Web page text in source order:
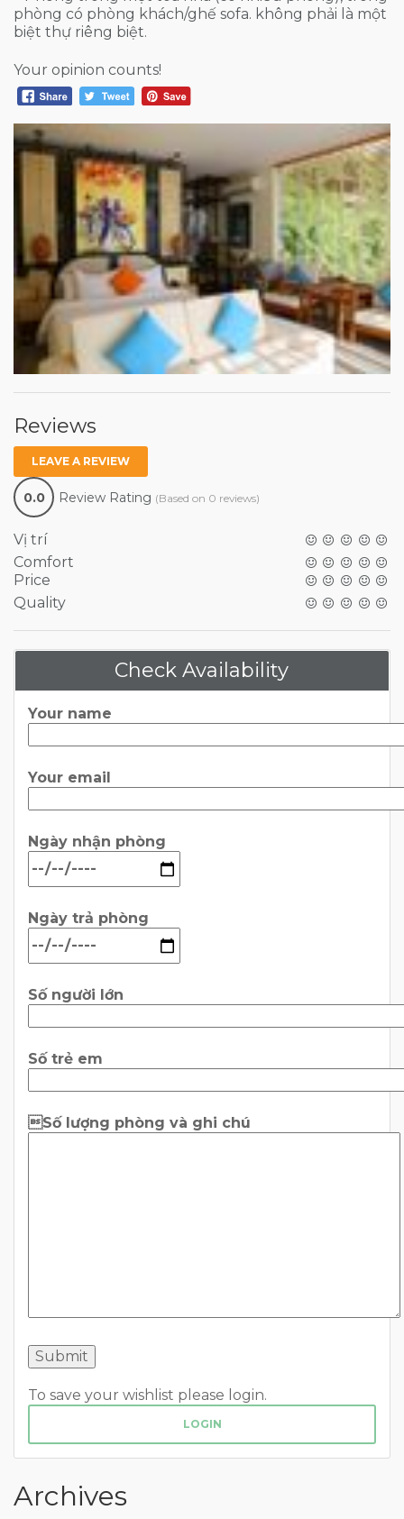
phòng có phòng khách/ghế sofa. không phải là một
biệt thự riêng biệt.
Your opinion counts!
Reviews
LEAVE A REVIEW
0.0 Review Rating (Based on 0 reviews)
Vị trí
Comfort
Price
Quality
Check Availability
Your name
Your email
Ngày nhận phòng
Ngày trả phòng
Số người lớn
Số trẻ em
Số lượng phòng và ghi chú
To save your wishlist please login.
LOGIN
Archives